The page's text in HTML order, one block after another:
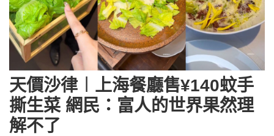
天價沙律︱上海餐廳售¥140蚊手
撕生菜 網民：富人的世界果然理
解不了